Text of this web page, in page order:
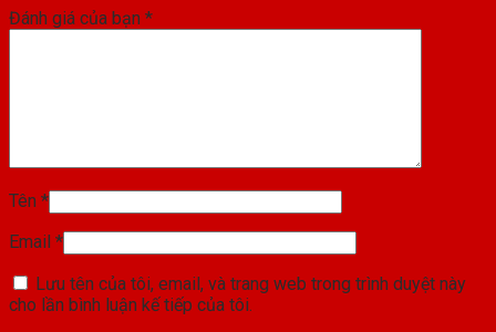
Đánh giá của bạn *
Tên *
Email *
Lưu tên của tôi, email, và trang web trong trình duyệt này
cho lần bình luận kế tiếp của tôi.